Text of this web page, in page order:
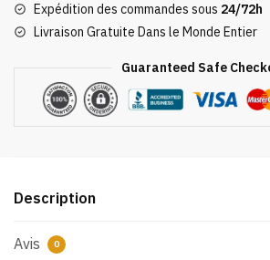
Famille
Personnages
Château
Ambulant
Expédition des commandes sous 24/72h
Livraison Gratuite Dans le Monde Entier
Guaranteed Safe
Description
Avis 0